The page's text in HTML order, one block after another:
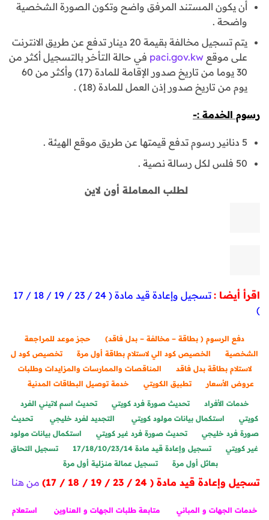
أن يكون المستند المرفق واضح وتكون الصورة الشخصية
واضحة .
يتم تسجيل مخالفة بقيمة 20 دينار تدفع عن طريق الانترنت
على موقع paci.gov.kw في حالة التأخر بالتسجيل أكثر من
30 يوما من تاريخ صدور الإقامة للمادة (17) وأكثر من 60
يوم من تاريخ صدور إذن العمل للمادة (18) .
رسوم الخدمة :-
5 دنانير رسوم تدفع قيمتها عن طريق موقع الهيئة .
50 فلس لكل رسالة نصية .
لطلب المعاملة أون لاين
اقرأ أيضا :
تسجيل وإعادة قيد مادة ( 24 / 23 / 19 / 18 / 17
)
دفع الرسوم ( بطاقة – مخالفة – بدل فاقد)
حجز موعد للمراجعة
الشخصية
الخصيص كود الي لاستلام بطاقة أول مرة
تخصيص كود ل
لاستلام بطاقة بدل فاقد
المناقصات والممارسات والمزايدات وطلبات
عروض الأسعار
تطبيق الكويتي خدمة توصيل البطاقات المدنية
خدمات الأفراد تحديث صورة فرد كويتي
تحديث اسم لاتيني الفرد
كويتي
استكمال بيانات مولود كويتي التجديد لفرد خليجي
تحديث
صورة فرد خليجي
تحديث صورة فرد غير كويتي
استكمال بيانات مولود
غير كويتي
تسجيل وإعادة قيد مادة 17/18/10/23/14
تسجيل التحاق
بعائل أول مرة
تسجيل عمالة منزلية أول مرة
تسجيل وإعادة قيد مادة ( 24 / 23 / 19 / 18 / 17) من هنا
خدمات الجهات و المباني متابعة طلبات الجهات و العناوين
استعلام